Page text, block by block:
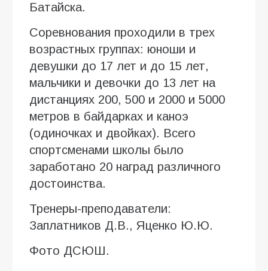
Батайска.
Соревнования проходили в трех
возрастных группах: юноши и
девушки до 17 лет и до 15 лет,
мальчики и девочки до 13 лет на
дистанциях 200, 500 и 2000 и 5000
метров в байдарках и каноэ
(одиночках и двойках). Всего
спортсменами школы было
заработано 20 наград различного
достоинства.
Тренеры-преподаватели:
Заплатников Д.В., Яценко Ю.Ю.
Фото ДСЮШ.